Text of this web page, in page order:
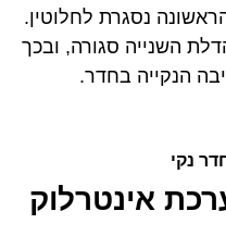
נסגרת לחלוטין.
השנייה סגורה, ובכך
הנקייה בחדר.
נקי
אינטרלוק